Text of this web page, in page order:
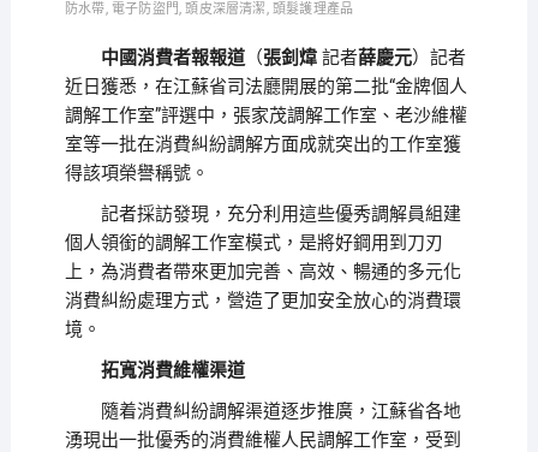
防水帶, 電子防盜門,頭皮深層清潔, 頭髮護理產品
中國消費者報報道（張釗煒記者薛慶元）記者
近日獲悉，在江蘇省司法廳開展的第二批“金牌個人
調解工作室”評選中，張家茂調解工作室、老沙維權
室等一批在消費糾紛調解方面成就突出的工作室獲
得該項榮譽稱號。
記者採訪發現，充分利用這些優秀調解員組建
個人領銜的調解工作室模式，是將好鋼用到刀刃
上，為消費者帶來更加完善、高效、暢通的多元化
消費糾紛處理方式，營造了更加安全放心的消費環
境。
拓寬消費維權渠道
隨着消費糾紛調解渠道逐步推廣，江蘇省各地
湧現出一批優秀的消費維權人民調解工作室，受到